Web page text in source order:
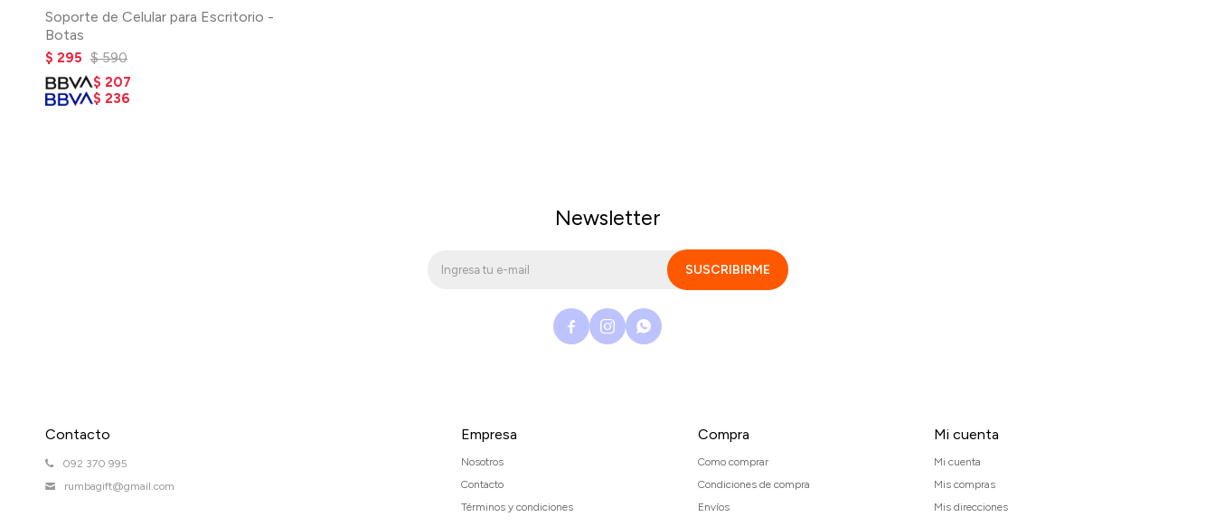
Soporte de Celular para Escritorio -
Botas
$ 295 $ 590
$ 207
$ 236
Contacto
092 370 995
rumbagift@gmail.com
Empresa
Nosotros
Contacto
Términos y condiciones
Compra
Como comprar
Condiciones de compra
Envíos
Mi cuenta
Mi cuenta
Mis compras
Mis direcciones
Newsletter
SUSCRIBIRME
  